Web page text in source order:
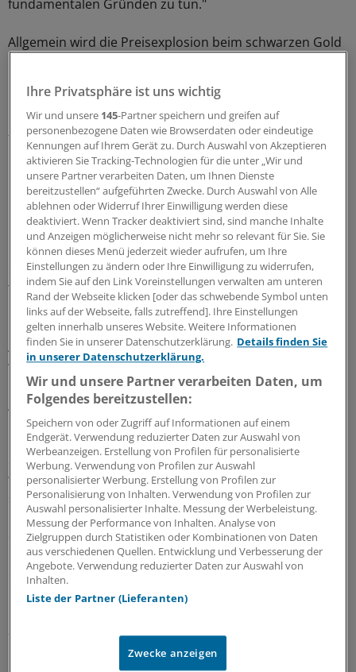
fundamentalen Gründen zu tun."
Allgemein wird die Preisexplosion beim schwarzen Gold
Dies, so argumentiert etwa Goldman-SachsAnalyst Arjun
Murti, sorge für eine Verknappung des Rohstoffs und
treibe damit die Preise. Auf bis zu 200 US-Dollar pro Fass
könne sich das schwarze Gold noch verteuern.
Doch bislang gibt es keine Anzeichen dafür, dass die
Nachfrage nicht befriedigt werden könnte. "Die
Ölvorräte sind gewaltig und es gibt keinerlei
Lieferengpässe", sagt Abdallah El Badri, Generalsekretär
der Vereinigung der Öl fördernden Staaten (OPEC).
Tatsächlich musste bisher nicht die Ausgabe von Benzin,
Diesel oder Heizöl reglementiert werden. Nirgendwo
bilden sich vor Tankstellen lange Schlangen von
Autofahrern, die hoffen, noch ein paar der letzten noch
vorhandenen Liter Kraftstoff zu bekommen.
Auch die Industrie rechnet nicht langfristig
mit hohen Preisen
Selbst in den Führungsetagen der Mineralölkonzerne
wird bezweifelt, dass die hohen Notierungen von Dauer
sein werden. "Völlig verrückt", nannte Exxon-Mobil-Chef
Rex Tillerson den Aufwärtstrend bereits, als der Ölpreis
die Marke von 100 US-Dollar erreichte.Ein Drittel des
Preisanstiegs sei mit dem Verfall der US-Währung zu
erklären. Weil Öl in US-Dollar gehandelt wird, steige der
Preis zwangsläufig, wenn die US-Währung falle. Aber
allein Spekulationen von Hedge-Fonds und anderen
Finanzinvestoren anzulasten, so Tillerson.
Ihre Privatsphäre ist uns wichtig
Wir und unsere 145-Partner speichern und greifen auf
personenbezogene Daten wie Browserdaten oder eindeutige
Kennungen auf Ihrem Gerät zu. Durch Auswahl von Akzeptieren
aktivieren Sie Tracking-Technologien für die unter „Wir und
unsere Partner verarbeiten Daten, um Ihnen Dienste
bereitzustellen“ aufgeführten Zwecke. Durch Auswahl von Alle
ablehnen oder Widerruf Ihrer Einwilligung werden diese
deaktiviert. Wenn Tracker deaktiviert sind, sind manche Inhalte
und Anzeigen möglicherweise nicht mehr so relevant für Sie. Sie
können dieses Menü jederzeit wieder aufrufen, um Ihre
Einstellungen zu ändern oder Ihre Einwilligung zu widerrufen,
indem Sie auf den Link Voreinstellungen verwalten am unteren
Rand der Webseite klicken [oder das schwebende Symbol unten
links auf der Webseite, falls zutreffend]. Ihre Einstellungen
gelten innerhalb unseres Website. Weitere Informationen
finden Sie in unserer Datenschutzerklärung. Details finden Sie
in unserer Datenschutzerklärung.
Wir und unsere Partner verarbeiten Daten, um
Folgendes bereitzustellen:
Speichern von oder Zugriff auf Informationen auf einem
Endgerät. Verwendung reduzierter Daten zur Auswahl von
Werbeanzeigen. Erstellung von Profilen für personalisierte
Werbung. Verwendung von Profilen zur Auswahl
personalisierter Werbung. Erstellung von Profilen zur
Personalisierung von Inhalten. Verwendung von Profilen zur
Auswahl personalisierter Inhalte. Messung der Werbeleistung.
Messung der Performance von Inhalten. Analyse von
Zielgruppen durch Statistiken oder Kombinationen von Daten
aus verschiedenen Quellen. Entwicklung und Verbesserung der
Angebote. Verwendung reduzierter Daten zur Auswahl von
Inhalten.
Liste der Partner (Lieferanten)
Zwecke anzeigen